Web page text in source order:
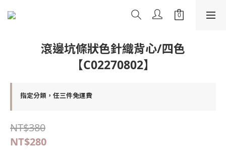
滾邊坑條狀色針織背心/四色
【C02270802】
指定分類，任三件免運費
NT$380
NT$280